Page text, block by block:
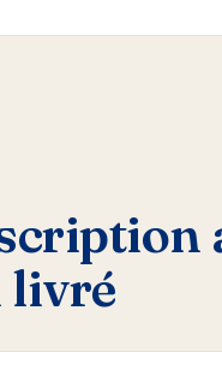
livré